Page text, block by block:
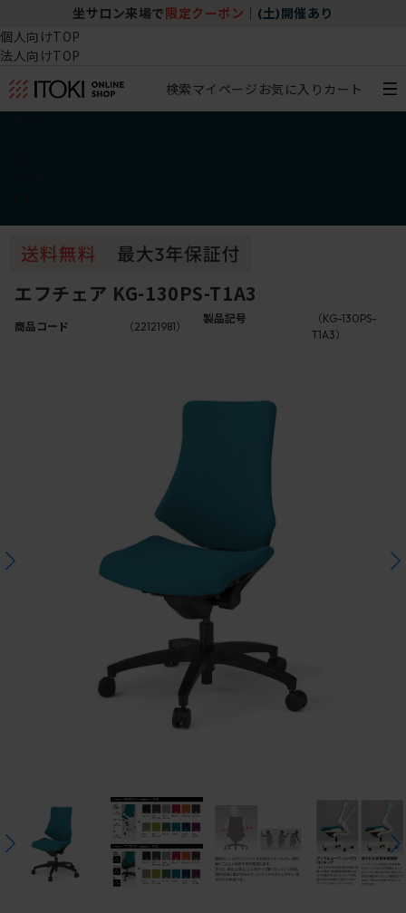
坐サロン来場で 限定クーポン (土)開催あり
個人向けTOP
法人向けTOP
検索マイページ お気に入り カート
エフチェア KG-130PS-T1A3
商品コード （22121981）
製品記号
（KG-130PS-
T1A3）